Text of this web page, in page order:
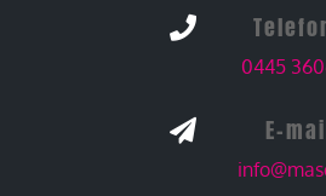

0445
 E-